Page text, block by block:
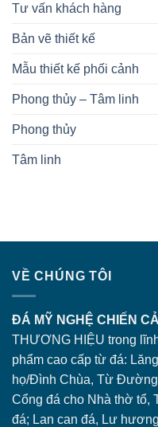
Tư vấn khách hàng
Bản vẽ thiết kế
Mẫu thiết kế phối cảnh
Phong thủy – Tâm linh
Phong thủy
Tâm linh
VỀ CHÚNG TÔI
ĐÁ MỸ NGHỆ CHIẾN
THƯƠNG HIỆU trong
phẩm cao cấp từ đá: Lăng
họ/Đình Chùa, Từ
Cổng đá cho Nhà thờ tổ,
đá; Lan can đá, Lư